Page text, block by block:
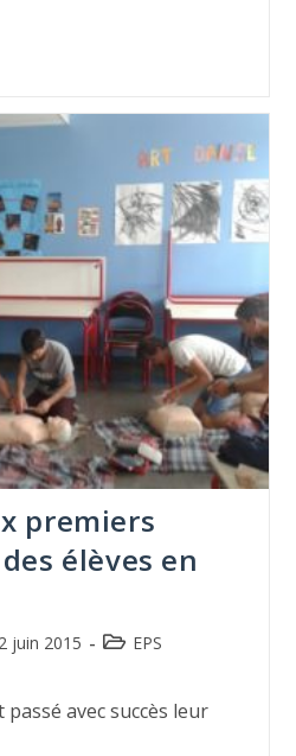
premiers
élèves en
juin 2015 EPS
passé avec succès leur